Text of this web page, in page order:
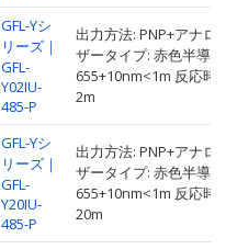
GFL-Yシ
リーズ｜
GFL-
Y02IU-
485-P
出力方法: PNP+アナロ
ザータイプ: 赤色半導
655+10nm<1m 反応時
2m
GFL-Yシ
リーズ｜
GFL-
Y20IU-
485-P
出力方法: PNP+アナロ
ザータイプ: 赤色半導
655+10nm<1m 反応時
20m